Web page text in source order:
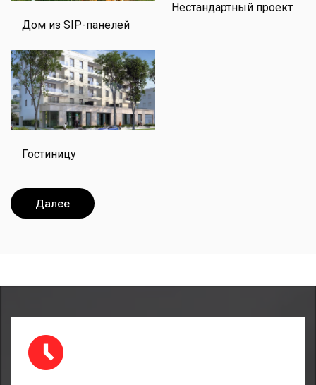
Дом из SIP-панелей
Нестандартный проект
Гостиницу
Далее